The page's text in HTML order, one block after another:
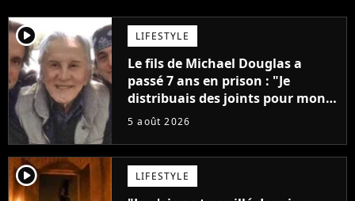
player2 LIFESTYLE
Le fils de Michael Douglas a
passé 7 ans en prison : "Je
distribuais des joints pour mon
père"
5 août 2026
player2 LIFESTYLE